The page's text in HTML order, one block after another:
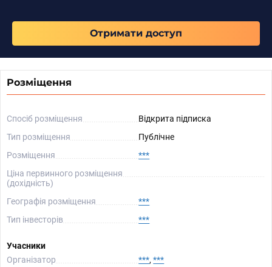
Отримати доступ
Розміщення
Спосіб розміщення
Відкрита підписка
Тип розміщення
Публічне
Розміщення
***
Ціна первинного розміщення
(дохідність)
Географія розміщення
***
Тип інвесторів
***
Учасники
Організатор
***, ***